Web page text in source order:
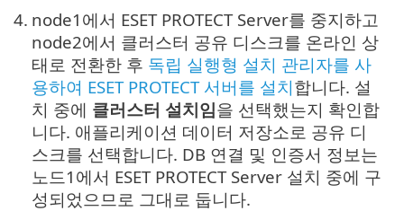
4. node1에서 ESET PROTECT Server를 중지하고
node2에서 클러스터 공유 디스크를 온라인 상
태로 전환한 후 독립 실행형 설치 관리자를 사
용하여 ESET PROTECT 서버를 설치합니다. 설
치 중에 클러스터 설치임을 선택했는지 확인합
니다. 애플리케이션 데이터 저장소로 공유 디
스크를 선택합니다. DB 연결 및 인증서 정보는
노드1에서 ESET PROTECT Server 설치 중에 구
성되었으므로 그대로 둡니다.